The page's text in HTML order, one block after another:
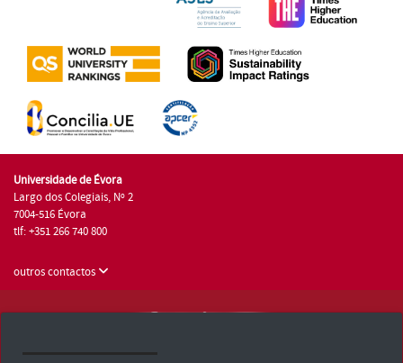
Universidade de Évora
Largo dos Colegiais, Nº 2
7004-516 Évora
tlf: +351 266 740 800
outros contactos